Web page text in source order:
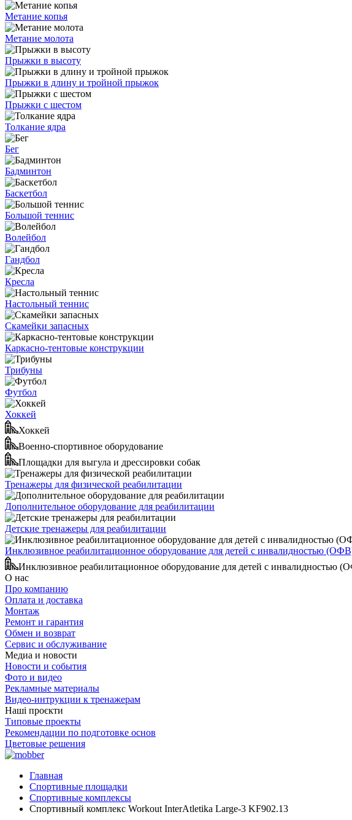
Метание копья
Метание молота
Прыжки в высоту
Прыжки в длину и тройной прыжок
Прыжки с шестом
Толкание ядра
Бег
Бадминтон
Баскетбол
Большой теннис
Волейбол
Гандбол
Кресла
Настольный теннис
Скамейки запасных
Каркасно-тентовые конструкции
Трибуны
Футбол
Хоккей
Хоккей
Военно-спортивное оборудование
Площадки для выгула и дрессировки собак
Тренажеры для физической реабилитации
Дополнительное оборудование для реабилитации
Детские тренажеры для реабилитации
Инклюзивное реабилитационное оборудование для детей с инвалидностью
Инклюзивное реабилитационное оборудование для детей с инвалидностью
О нас
Про компанию
Оплата и доставка
Монтаж
Ремонт и гарантия
Обмен и возврат
Сервис и обслуживание
Медиа и новости
Новости и события
Фото и видео
Рекламные материалы
Видео-интрукции к тренажерам
Наші проєкти
Типовые проекты
Рекомендации по подготовке основ
Цветовые решения
Главная
Спортивные площадки
Спортивные комплексы
Спортивный комплекс Workout InterAtletika Large-3 KF902.13